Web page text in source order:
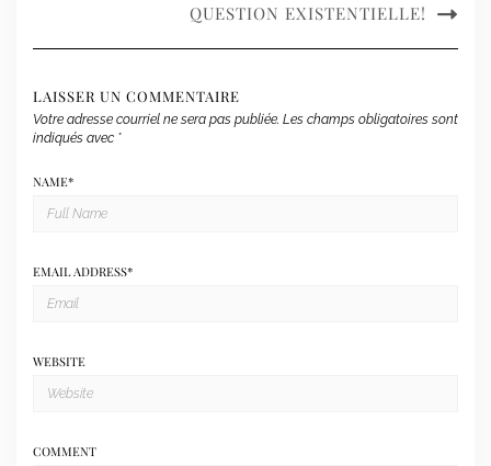
QUESTION EXISTENTIELLE!
LAISSER UN COMMENTAIRE
Votre adresse courriel ne sera pas publiée. Les champs obligatoires sont
indiqués avec *
NAME*
EMAIL ADDRESS*
WEBSITE
COMMENT